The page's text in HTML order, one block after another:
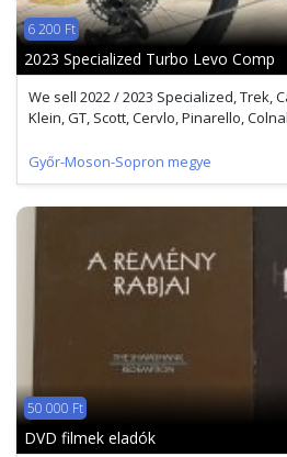
6 200 Ft
2023 Specialized Turbo Levo Comp
We sell 2022 / 2023 Specialized, Trek,
Klein, GT, Scott, Cervlo, Pinarello,
Győr-Moson-Sopron megye
50 000 Ft
DVD filmek eladók